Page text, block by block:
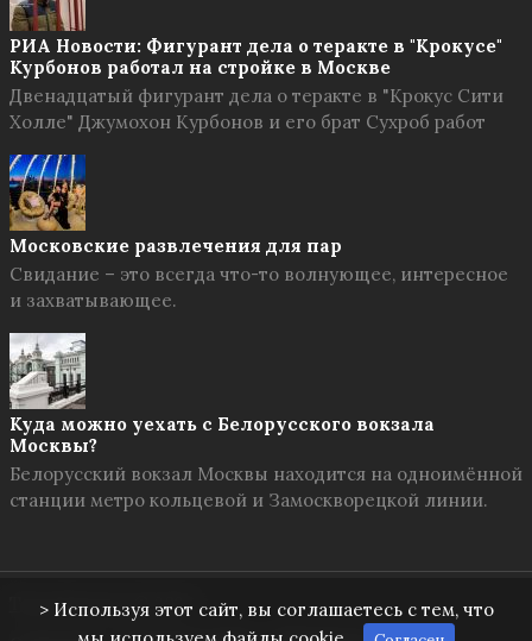
РИА Новости: Фигурант дела о теракте в "Крокусе"
Курбонов работал на стройке в Москве
Двенадцатый фигурант дела о теракте в "Крокус Сити
Холле" Джумохон Курбонов и его брат Сухроб работ
Московские развлечения для пар
Свидание – это всегда что-то волнующее, интересное
и захватывающее.
Куда можно уехать с Белорусского вокзала
Москвы?
Белорусский вокзал Москвы находится на одноимённой
станции метро кольцевой и Замоскворецкой линии.
Твоя Москва © 2026
> Используя этот сайт, вы соглашаетесь с тем, что